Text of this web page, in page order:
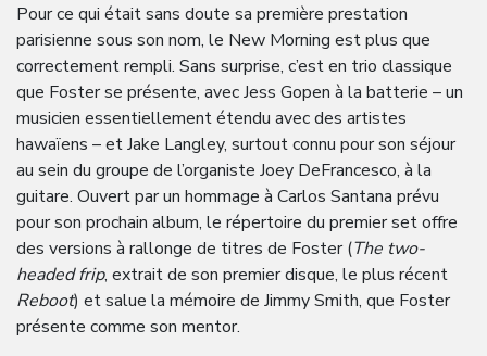
Pour ce qui était sans doute sa première prestation
parisienne sous son nom, le New Morning est plus que
correctement rempli. Sans surprise, c’est en trio classique
que Foster se présente, avec Jess Gopen à la batterie – un
musicien essentiellement étendu avec des artistes
hawaïens – et Jake Langley, surtout connu pour son séjour
au sein du groupe de l’organiste Joey DeFrancesco, à la
guitare. Ouvert par un hommage à Carlos Santana prévu
pour son prochain album, le répertoire du premier set offre
des versions à rallonge de titres de Foster (The two-
headed frip, extrait de son premier disque, le plus récent
Reboot) et salue la mémoire de Jimmy Smith, que Foster
présente comme son mentor.